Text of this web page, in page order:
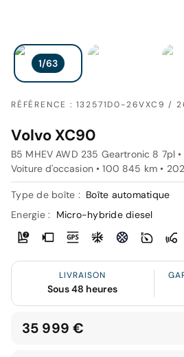
RÉFÉRENCE : 132571D0-26VXC9 /
Volvo XC90
B5 MHEV AWD 235 Geartronic 8 7pl
Voiture d'occasion • 100 845 km •
Type de boîte : Boîte automatique
Energie :
Micro-hybride diesel
LIVRAISON
Sous 48 heures
35 999 €